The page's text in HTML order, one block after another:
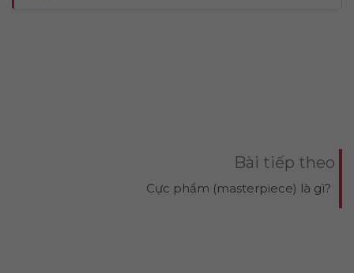
Bài tiếp theo
Cực phẩm (masterpiece) là gì?